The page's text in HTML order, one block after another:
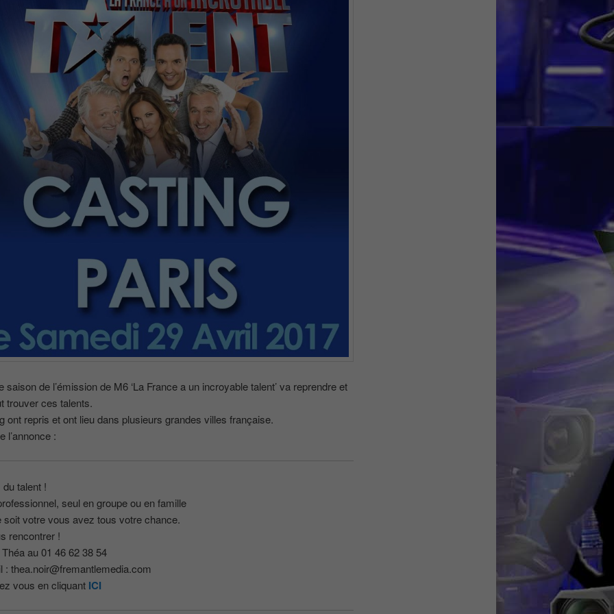
saison de l’émission de M6 ‘La France a un incroyable talent’ va reprendre et
trouver ces talents.
ont repris et ont lieu dans plusieurs grandes villes française.
l’annonce :
talent !
seul en groupe ou en famille
soit votre vous avez tous votre chance.
rencontrer !
au 01 46 62 38 54
: thea.noir@fremantlemedia.com
vous en cliquant ICI